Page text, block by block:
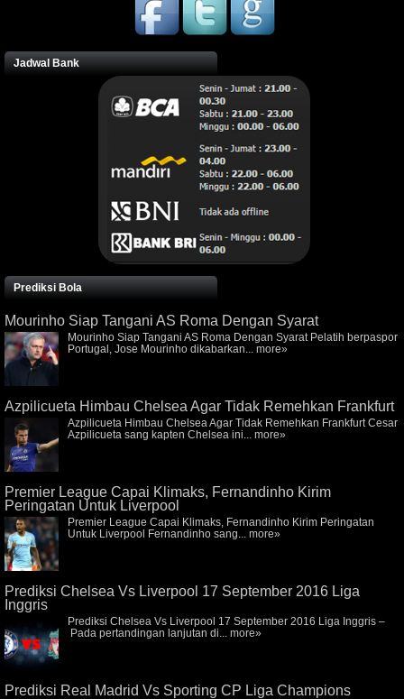
Jadwal Bank
Prediksi Bola
Mourinho Siap Tangani AS Roma Dengan Syarat
Mourinho Siap Tangani AS Roma Dengan Syarat Pelatih berpaspor
Portugal, Jose Mourinho dikabarkan... more»
Azpilicueta Himbau Chelsea Agar Tidak Remehkan Frankfurt
Azpilicueta Himbau Chelsea Agar Tidak Remehkan Frankfurt Cesar
Azpilicueta sang kapten Chelsea ini... more»
Premier League Capai Klimaks, Fernandinho Kirim
Peringatan Untuk Liverpool
Premier League Capai Klimaks, Fernandinho Kirim Peringatan
Untuk Liverpool Fernandinho sang... more»
Prediksi Chelsea Vs Liverpool 17 September 2016 Liga
Inggris
Prediksi Chelsea Vs Liverpool 17 September 2016 Liga Inggris –
Pada pertandingan lanjutan di... more»
Prediksi Real Madrid Vs Sporting CP Liga Champions